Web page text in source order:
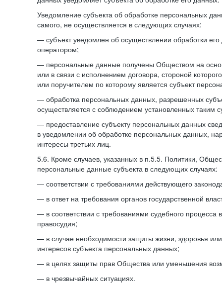
Уведомление субъекта об обработке персональных
самого, не осуществляется в следующих случаях:
— субъект уведомлен об осуществлении обработки
оператором;
— персональные данные получены Обществом на
или в связи с исполнением договора, стороной
или поручителем по которому является субъект
— обработка персональных данных, разрешенных
осуществляется с соблюдением установленных таким
— предоставление субъекту персональных данных
в уведомлении об обработке персональных данных,
интересы третьих лиц.
5.6. Кроме случаев, указанных в п.5.5. Политики,
персональные данные субъекта в следующих случаях:
— соответствии с требованиями действующего
— в ответ на требования органов государственной
— в соответствии с требованиями судебного процесса
правосудия;
— в случае необходимости защиты жизни, здоровья
интересов субъекта персональных данных;
— в целях защиты прав Общества или уменьшения
— в чрезвычайных ситуациях.